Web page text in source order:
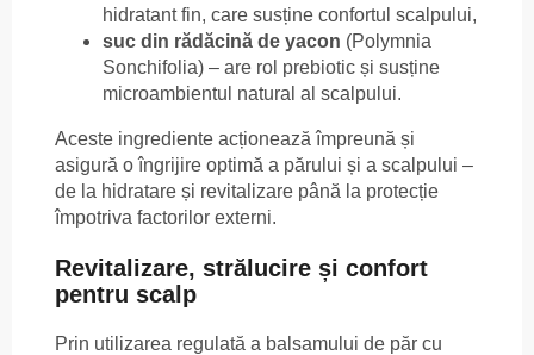
hidratant fin, care susține confortul scalpului,
suc din rădăcină de yacon (Polymnia
Sonchifolia) – are rol prebiotic și susține
microambientul natural al scalpului.
Aceste ingrediente acționează împreună și
asigură o îngrijire optimă a părului și a scalpului –
de la hidratare și revitalizare până la protecție
împotriva factorilor externi.
Revitalizare, strălucire și confort
pentru scalp
Prin utilizarea regulată a balsamului de păr cu